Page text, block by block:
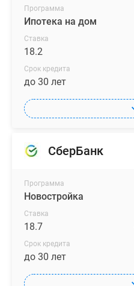
Программа
Ипотека на дом
Ставка
18.2
Срок кредита
до 30 лет
СберБанк
Программа
Новостройка
Ставка
18.7
Срок кредита
до 30 лет